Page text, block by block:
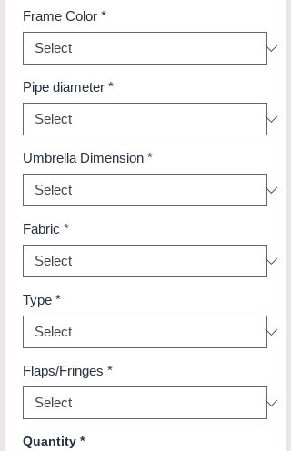
Frame Color *
Pipe diameter *
Umbrella Dimension *
Fabric *
Type *
Flaps/Fringes *
Quantity *